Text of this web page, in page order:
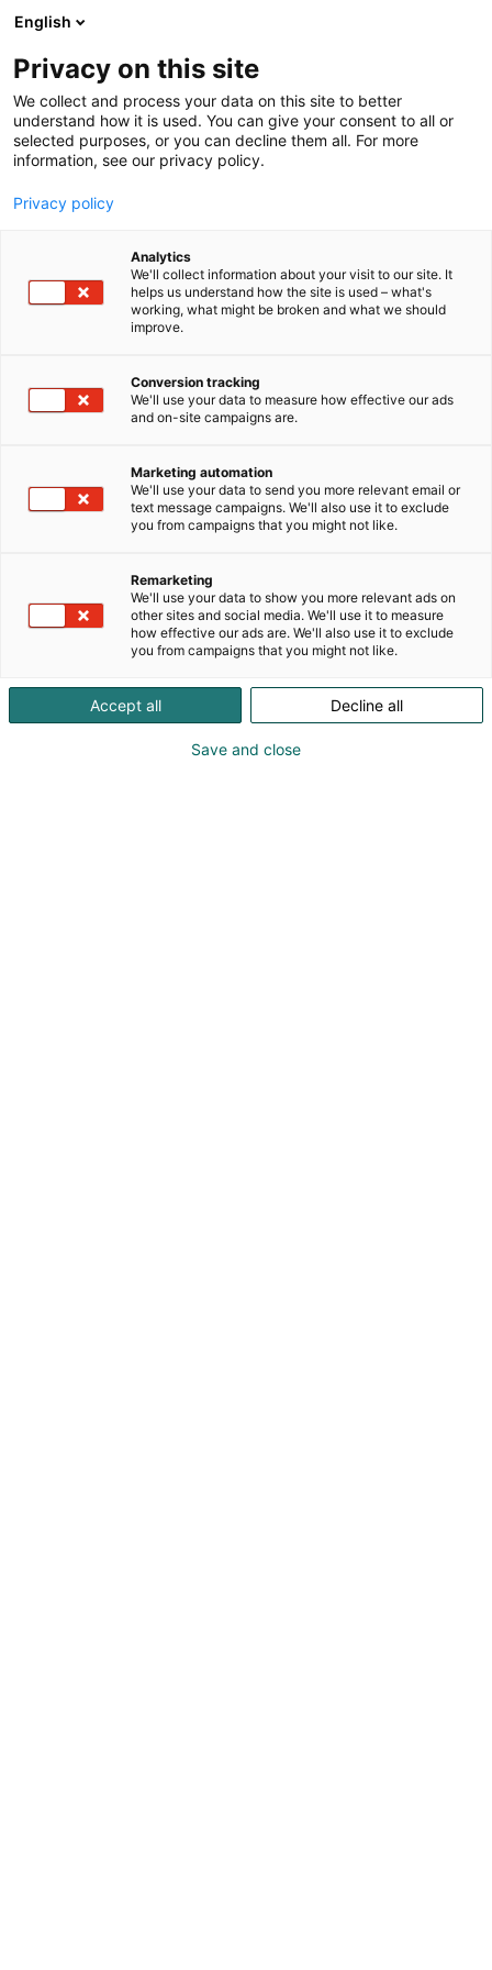
Siirry
sisältöön
English
Privacy on this site
We collect and process your data on this site to better
understand how it is used. You can give your consent to all or
selected purposes, or you can decline them all. For more
information, see our privacy policy.
Privacy policy
Analytics
We'll collect information about your visit to our site. It
helps us understand how the site is used – what's
working, what might be broken and what we should
improve.
Conversion tracking
We'll use your data to measure how effective our ads
and on-site campaigns are.
Marketing automation
We'll use your data to send you more relevant email or
text message campaigns. We'll also use it to exclude
you from campaigns that you might not like.
Remarketing
We'll use your data to show you more relevant ads on
other sites and social media. We'll use it to measure
how effective our ads are. We'll also use it to exclude
you from campaigns that you might not like.
Accept all Decline all
Save and close